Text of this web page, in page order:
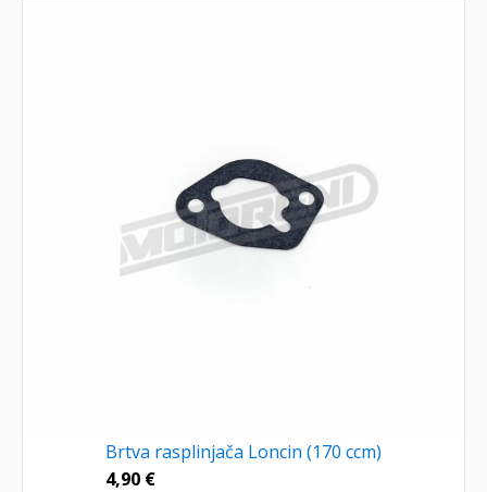
Brtva rasplinjača Loncin (170 ccm)
4,90 €